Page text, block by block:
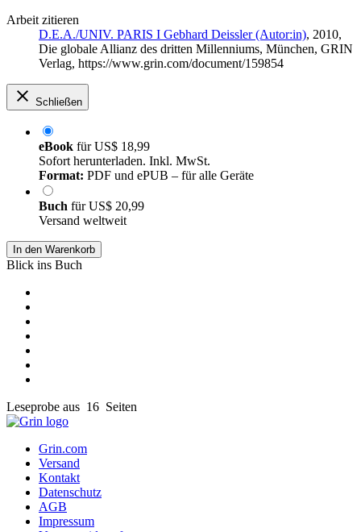
Arbeit zitieren
D.E.A./UNIV. PARIS I Gebhard Deissler (Autor:in), 2010,
Die globale Allianz des dritten Millenniums, München, GRIN
Verlag, https://www.grin.com/document/159854
Schließen
eBook fürUS$ 18,99
Sofort herunterladen. Inkl. MwSt.
Format: PDF und ePUB – für alle Geräte
Buch fürUS$ 20,99
Versand weltweit
In den Warenkorb
Blick ins Buch
Leseprobe aus 16 Seiten